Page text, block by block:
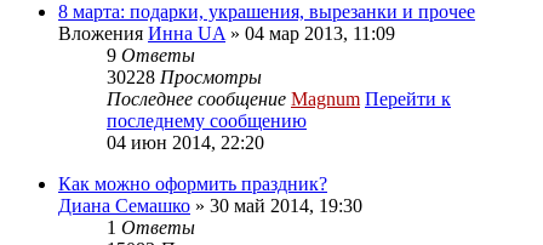
8 марта: подарки, украшения, вырезанки и прочее
Вложения Инна UA» 04 мар 2013, 11:09
9 Ответы
30228 Просмотры
Последнее сообщение Magnum Перейти к
последнему сообщению
04 июн 2014, 22:20
Как можно оформить праздник?
Диана Семашко » 30 май 2014, 19:30
1 Ответы